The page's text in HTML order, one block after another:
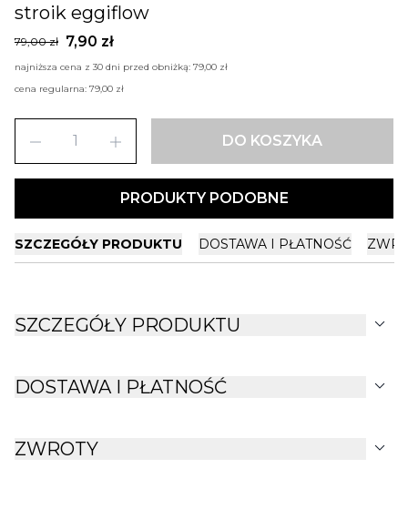
stroik eggiflow
79,00 zł 7,90 zł
najniższa cena z 30 dni przed obniżką: 79,00 zł
cena regularna: 79,00 zł
remove add DO KOSZYKA
PRODUKTY PODOBNE
SZCZEGÓŁY PRODUKTU DOSTAWA I PŁATNOŚĆ
SZCZEGÓŁY PRODUKTU expand_more
DOSTAWA I PŁATNOŚĆ expand_more
ZWROTY expand_more